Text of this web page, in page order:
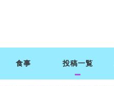
食事 投稿一覧